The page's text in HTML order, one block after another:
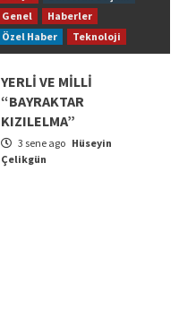
Genel
Haberler
Özel Haber
Teknoloji
YERLİ VE MİLLİ
“BAYRAKTAR
KIZILELMA”
3 sene ago Hüseyin
Çelikgün